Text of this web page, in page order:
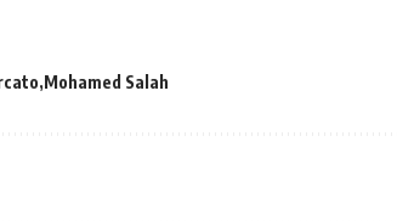
Mohamed Salah